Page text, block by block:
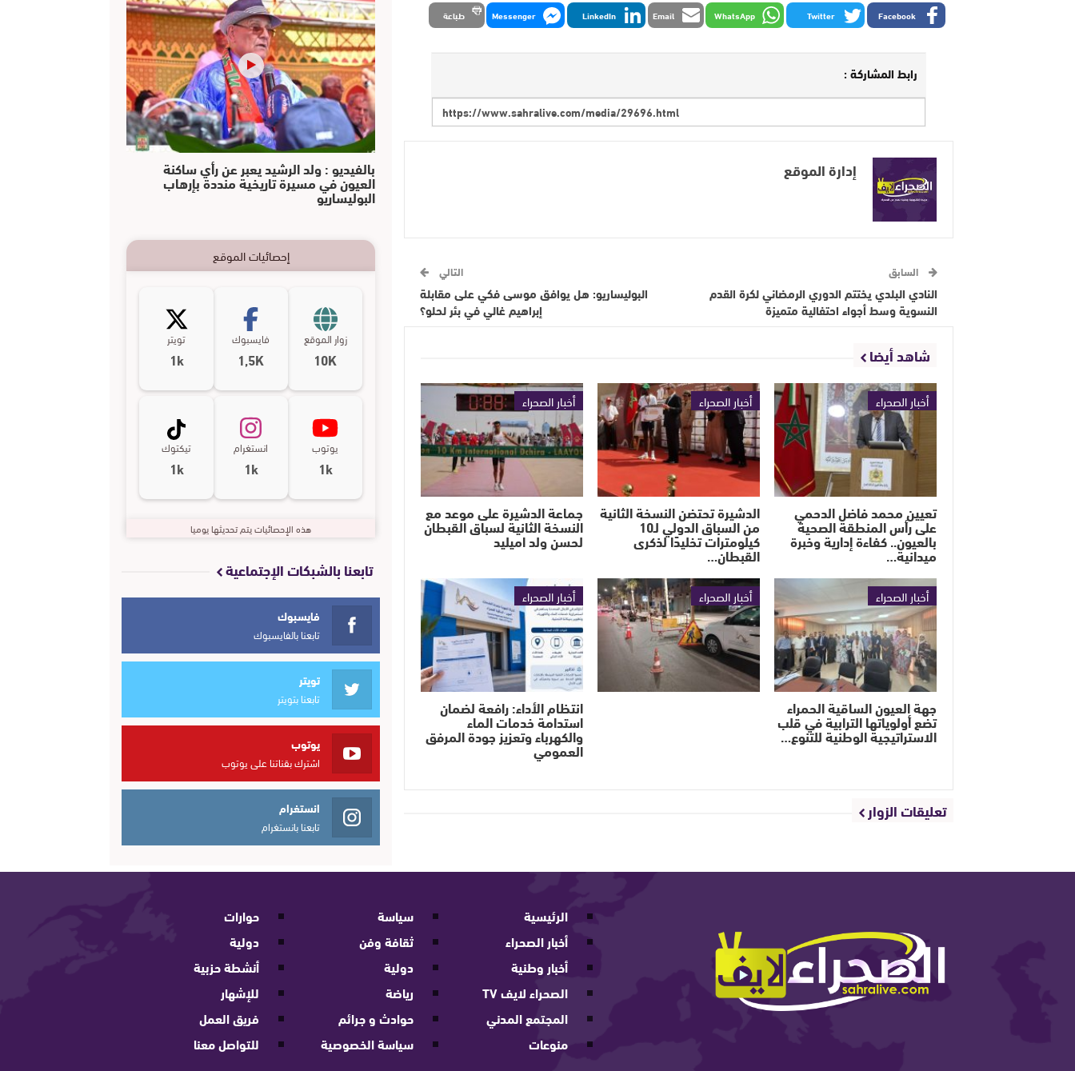
Facebook
Twitter
WhatsApp
Email
LinkedIn
Messenger طباعة
رابط المشاركة :
إدارة الموقع
السابق
النادي البلدي يختتم الدوري الرمضاني لكرة القدم
النسوية وسط أجواء احتفالية متميزة
التالي
البوليساريو: هل يوافق موسى فكي على مقابلة
إبراهيم غالي في بئر لحلو؟
شاهد أيضا
أخبار الصحراء
تعيين محمد فاضل الدحمي
على رأس المنطقة الصحية
بالعيون.. كفاءة إدارية وخبرة
ميدانية…
أخبار الصحراء
الدشيرة تحتضن النسخة الثانية
من السباق الدولي لـ10
كيلومترات تخليدًا لذكرى
القبطان…
أخبار الصحراء
جماعة الدشيرة على موعد مع
النسخة الثانية لسباق القبطان
لحسن ولد اميليد
أخبار الصحراء
جهة العيون الساقية الحمراء
تضع أولوياتها الترابية في قلب
الاستراتيجية الوطنية للتنوع…
أخبار الصحراء أخبار الصحراء
انتظام الأداء: رافعة لضمان
استدامة خدمات الماء
والكهرباء وتعزيز جودة المرفق
العمومي
تعليقات الزوار
بالفيديو : ولد الرشيد يعبر عن رأي ساكنة
العيون في مسيرة تاريخية منددة بإرهاب
البوليساريو
إحصائيات الموقع
زوار الموقع
10K
فايسبوك
1,5K
تويتر
1k
يوتوب
1k
انستغرام
1k
تيكتوك
1k
هذه الإحصائيات يتم تحديثها يوميا
تابعنا بالشبكات الإجتماعية
فايسبوك
تابعنا بالفايسبوك
تويتر
تابعنا بتويتر
يوتوب
اشترك بقناتنا على يوتوب
انستغرام
تابعنا بانستغرام
الرئيسية
أخبار الصحراء
أخبار وطنية
الصحراء لايف TV
المجتمع المدني
منوعات
سياسة
ثقافة وفن
دولية
رياضة
حوادث و جرائم
سياسة الخصوصية
حوارات
دولية
أنشطة حزبية
للإشهار
فريق العمل
للتواصل معنا